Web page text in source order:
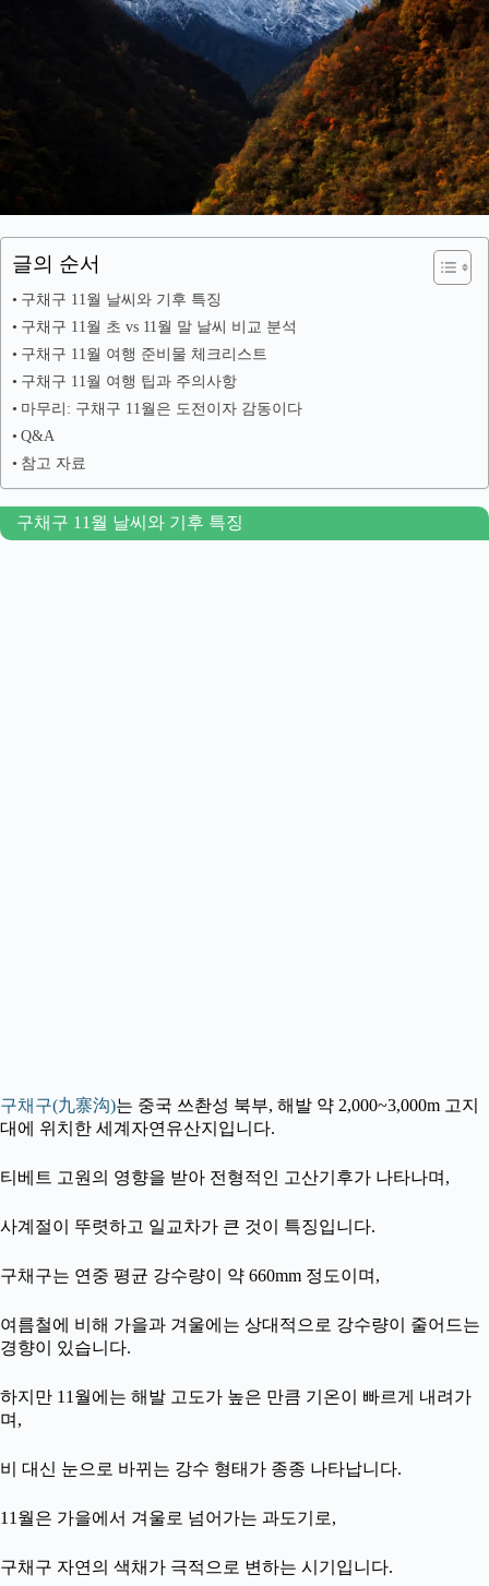
글의 순서
구채구 11월 날씨와 기후 특징
구채구 11월 초 vs 11월 말 날씨 비교 분석
구채구 11월 여행 준비물 체크리스트
구채구 11월 여행 팁과 주의사항
마무리: 구채구 11월은 도전이자 감동이다
Q&A
참고 자료
구채구 11월 날씨와 기후 특징
구채구(九寨沟)는 중국 쓰촨성 북부, 해발 약 2,000~3,000m 고지
대에 위치한 세계자연유산지입니다.
티베트 고원의 영향을 받아 전형적인 고산기후가 나타나며,
사계절이 뚜렷하고 일교차가 큰 것이 특징입니다.
구채구는 연중 평균 강수량이 약 660mm 정도이며,
여름철에 비해 가을과 겨울에는 상대적으로 강수량이 줄어드는
경향이 있습니다.
하지만 11월에는 해발 고도가 높은 만큼 기온이 빠르게 내려가
며,
비 대신 눈으로 바뀌는 강수 형태가 종종 나타납니다.
11월은 가을에서 겨울로 넘어가는 과도기로,
구채구 자연의 색채가 극적으로 변하는 시기입니다.